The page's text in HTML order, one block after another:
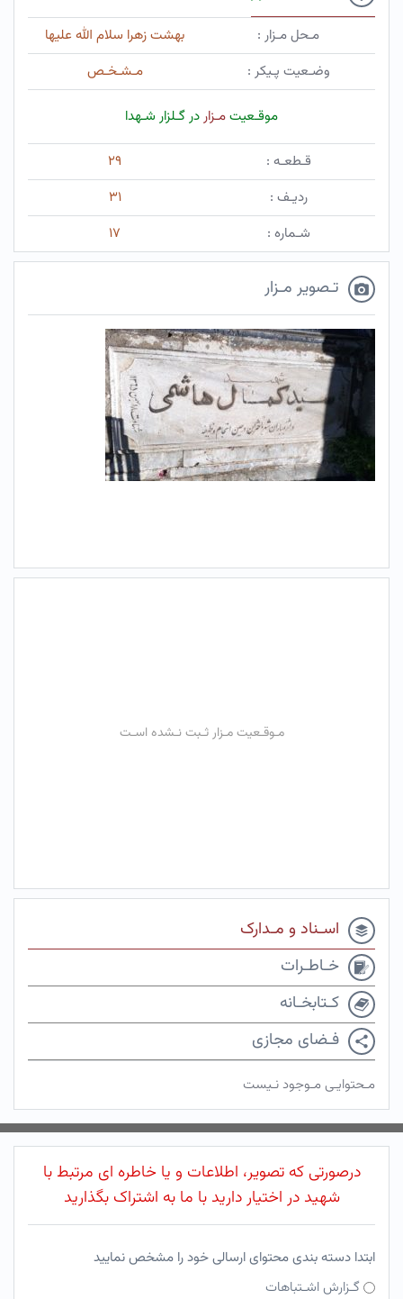
مـحل مـزار :
بهشت زهرا سلام الله علیها
وضـعیت پـیکر :
مـشـخـص
موقـعیتمـزاردر گـلزار شـهدا
قـطعـه :
۲۹
ردیـف :
۳۱
شـماره :
۱۷
تـصویر مـزار
مـوقـعیت مـزار ثـبت نـشده اسـت
اسـناد و مـدارک
خـاطـرات
کـتابخـانه
فـضای مجازی
مـحتوایـی مـوجود نـیست
درصورتی که تصویر، اطلاعات و یا خاطره ای مرتبط با
شهید در اختیار دارید با ما به اشتراک بگذارید
ابتدا دسته بندی محتوای ارسالی خود را مشخص نمایید
گـزارش اشـتباهات